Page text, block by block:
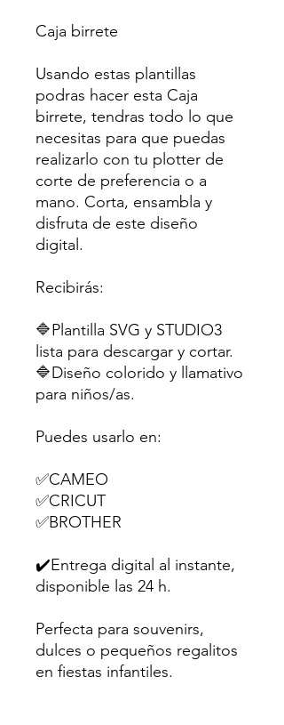
Caja birrete
Usando estas plantillas
podras hacer esta Caja
birrete, tendras todo lo que
necesitas para que puedas
realizarlo con tu plotter de
corte de preferencia o a
mano. Corta, ensambla y
disfruta de este diseño
digital.
Recibirás:
🔷Plantilla SVG y STUDIO3
lista para descargar y cortar.
🔷Diseño colorido y llamativo
para niños/as.
Puedes usarlo en:
✅CAMEO
✅CRICUT
✅BROTHER
✔️Entrega digital al instante,
disponible las 24 h.
Perfecta para souvenirs,
dulces o pequeños regalitos
en fiestas infantiles.